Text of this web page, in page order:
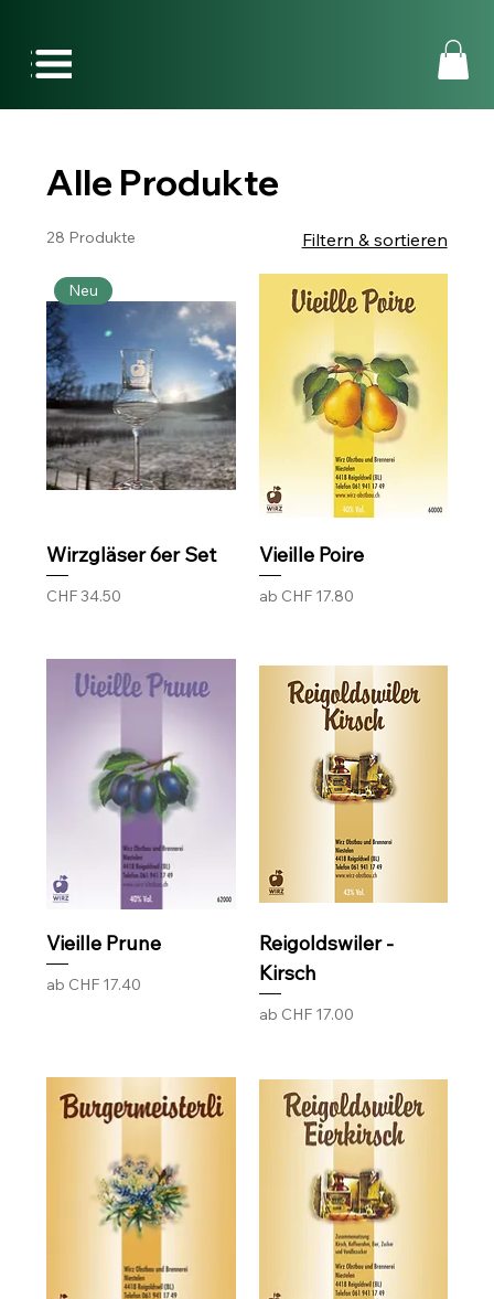
Alle Produkte
28 Produkte Filtern & sortieren
Neu
Wirzgläser 6er Set
Preis
CHF 34.50
Vieille Poire
ab CHF 17.80
Sale-Preis
Vieille Prune
ab CHF 17.40
Sale-Preis
Reigoldswiler -
Kirsch
ab CHF 17.00
Sale-Preis